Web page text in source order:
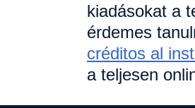
kiadásokat a
érdemes
créditos al
a teljesen